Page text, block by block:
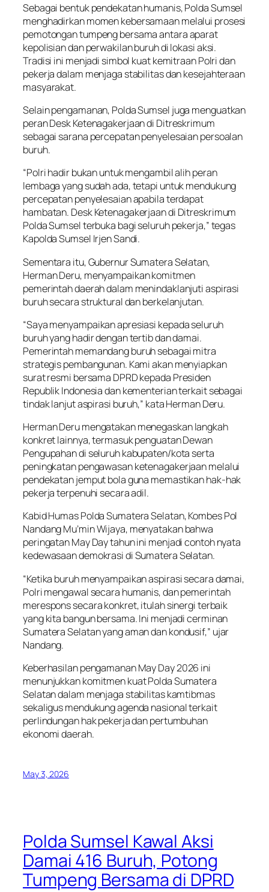
Sebagai bentuk pendekatan humanis, Polda Sumsel
menghadirkan momen kebersamaan melalui prosesi
pemotongan tumpeng bersama antara aparat
kepolisian dan perwakilan buruh di lokasi aksi.
Tradisi ini menjadi simbol kuat kemitraan Polri dan
pekerja dalam menjaga stabilitas dan kesejahteraan
masyarakat.
Selain pengamanan, Polda Sumsel juga menguatkan
peran Desk Ketenagakerjaan di Ditreskrimum
sebagai sarana percepatan penyelesaian persoalan
buruh.
“Polri hadir bukan untuk mengambil alih peran
lembaga yang sudah ada, tetapi untuk mendukung
percepatan penyelesaian apabila terdapat
hambatan. Desk Ketenagakerjaan di Ditreskrimum
Polda Sumsel terbuka bagi seluruh pekerja,” tegas
Kapolda Sumsel Irjen Sandi.
Sementara itu, Gubernur Sumatera Selatan,
Herman Deru, menyampaikan komitmen
pemerintah daerah dalam menindaklanjuti aspirasi
buruh secara struktural dan berkelanjutan.
“Saya menyampaikan apresiasi kepada seluruh
buruh yang hadir dengan tertib dan damai.
Pemerintah memandang buruh sebagai mitra
strategis pembangunan. Kami akan menyiapkan
surat resmi bersama DPRD kepada Presiden
Republik Indonesia dan kementerian terkait sebagai
tindak lanjut aspirasi buruh,” kata Herman Deru.
Herman Deru mengatakan menegaskan langkah
konkret lainnya, termasuk penguatan Dewan
Pengupahan di seluruh kabupaten/kota serta
peningkatan pengawasan ketenagakerjaan melalui
pendekatan jemput bola guna memastikan hak-hak
pekerja terpenuhi secara adil.
Kabid Humas Polda Sumatera Selatan, Kombes Pol
Nandang Mu’min Wijaya, menyatakan bahwa
peringatan May Day tahun ini menjadi contoh nyata
kedewasaan demokrasi di Sumatera Selatan.
“Ketika buruh menyampaikan aspirasi secara damai,
Polri mengawal secara humanis, dan pemerintah
merespons secara konkret, itulah sinergi terbaik
yang kita bangun bersama. Ini menjadi cerminan
Sumatera Selatan yang aman dan kondusif,” ujar
Nandang.
Keberhasilan pengamanan May Day 2026 ini
menunjukkan komitmen kuat Polda Sumatera
Selatan dalam menjaga stabilitas kamtibmas
sekaligus mendukung agenda nasional terkait
perlindungan hak pekerja dan pertumbuhan
ekonomi daerah.
May 3, 2026
Polda Sumsel Kawal Aksi
Damai 416 Buruh, Potong
Tumpeng Bersama di DPRD